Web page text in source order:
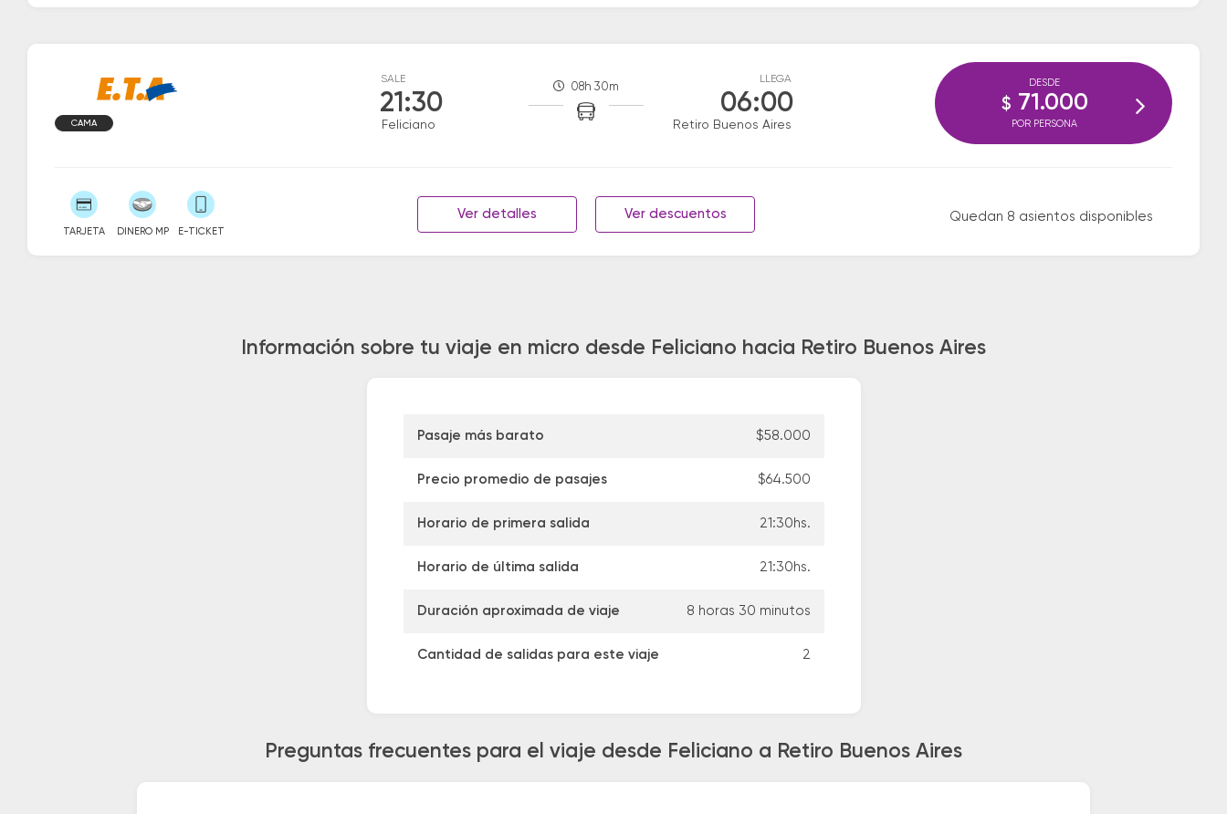
SALE
21:30
Feliciano
08h 30m
LLEGA
06:00
Retiro Buenos Aires
CAMA
TARJETA DINERO MP E-TICKET
Ver detalles Ver descuentos Quedan 8 asientos disponibles
DESDE
$ 71.000
POR PERSONA
Información sobre tu viaje en micro desde Feliciano hacia Retiro Buenos Aires
Pasaje más barato $58.000
Precio promedio de pasajes $64.500
Horario de primera salida 21:30hs.
Horario de última salida 21:30hs.
Duración aproximada de viaje 8 horas 30 minutos
Cantidad de salidas para este viaje 2
Preguntas frecuentes para el viaje desde Feliciano a Retiro Buenos Aires